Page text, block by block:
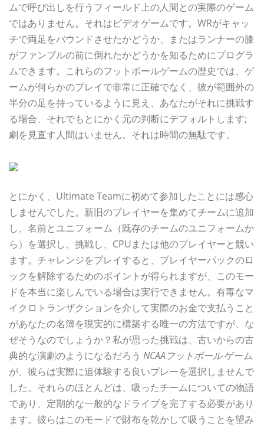
ムで呼び出しを行うフィールド上の人間との実際のゲーム
ではありません。それはビデオゲームです。WRがキャッ
チで両足をバウンドさせたかどうか、またはランナーの膝
がファンブルの前に倒れたかどうかを知るためにプログラ
ムできます。これらのフットボールゲームの歴史では、ゲ
ームが何らかのプレイで非常に正確でなく、彼が範囲外の
半分の足を持っているように見え、あなたがそれに挑戦す
る場合、それでもとにかく元の判断にデフォルトします;
劇を見直す人間はいません。それは時間の無駄です。
とにかく、Ultimate Teamに初めて参加したことには感心
しませんでした。新旧のプレイヤーを集めてチームに追加
し、名前とユニフォーム（既存のチームのユニフォームか
ら）を選択し、挑戦し、CPUまたは他のプレイヤーと競い
ます。チャレンジをプレイすると、プレイヤーパックのロ
ックを解除するためのポイントが得られますが、このモー
ドを本当に楽しんでいる場合は実行できません。有毒なマ
イクロトランザクションを介して実際のお金で支払うこと
があなたの名簿を現実的に構築する唯一の方法ですが、な
ぜそうなのでしょうか？私が思った挑戦は、古いからの古
典的な演劇のようになるだろう NCAAフットボールゲーム
が、彼らは実際に追体験する良いプレーを選択しませんで
した。それらのほとんどは、吸ったチームについての物語
であり、定期的な一般的なドライブを完了する必要があり
ます。彼らはこのモードで財布を乾かして吸うことを望み